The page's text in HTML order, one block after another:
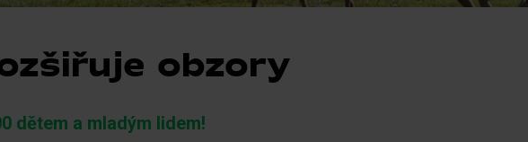
obzory
dětem a mladým lidem!